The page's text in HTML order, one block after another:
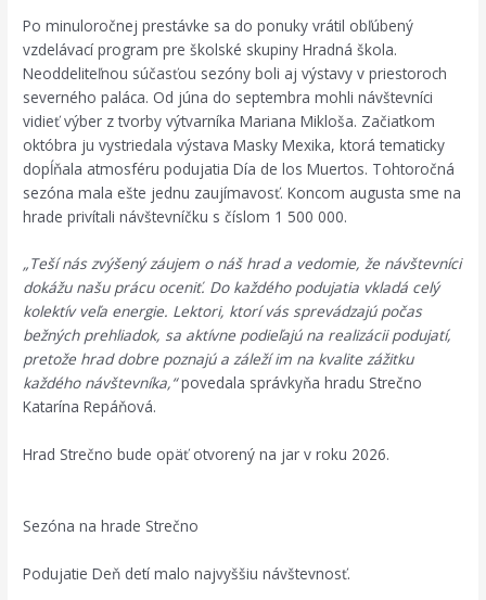
Po minuloročnej prestávke sa do ponuky vrátil obľúbený
vzdelávací program pre školské skupiny Hradná škola.
Neoddeliteľnou súčasťou sezóny boli aj výstavy v priestoroch
severného paláca. Od júna do septembra mohli návštevníci
vidieť výber z tvorby výtvarníka Mariana Mikloša. Začiatkom
októbra ju vystriedala výstava Masky Mexika, ktorá tematicky
dopĺňala atmosféru podujatia Día de los Muertos. Tohtoročná
sezóna mala ešte jednu zaujímavosť. Koncom augusta sme na
hrade privítali návštevníčku s číslom 1 500 000.
„Teší nás zvýšený záujem o náš hrad a vedomie, že návštevníci
dokážu našu prácu oceniť. Do každého podujatia vkladá celý
kolektív veľa energie. Lektori, ktorí vás sprevádzajú počas
bežných prehliadok, sa aktívne podieľajú na realizácii podujatí,
pretože hrad dobre poznajú a záleží im na kvalite zážitku
každého návštevníka,“povedala správkyňa hradu Strečno
Katarína Repáňová.
Hrad Strečno bude opäť otvorený na jar v roku 2026.
Sezóna na hrade Strečno
Podujatie Deň detí malo najvyššiu návštevnosť.